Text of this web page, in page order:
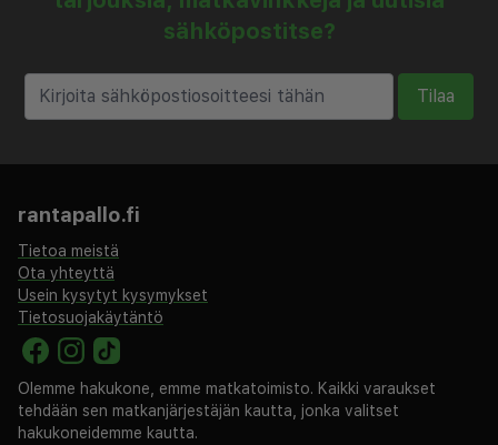
sähköpostitse?
Tilaa
rantapallo.fi
Tietoa meistä
Ota yhteyttä
Usein kysytyt kysymykset
Tietosuojakäytäntö
Olemme hakukone, emme matkatoimisto. Kaikki varaukset
tehdään sen matkanjärjestäjän kautta, jonka valitset
hakukoneidemme kautta.